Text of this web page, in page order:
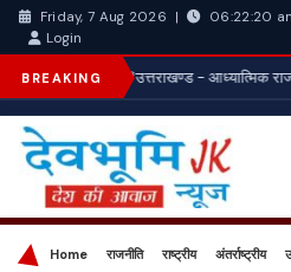
Friday, 7 Aug 2026 | 06:22:21
Login
BREAKING *उत्तराखण्ड - आध्यात्मिक
Home राजनीति राष्ट्रीय अंतर्राष्ट्रीय